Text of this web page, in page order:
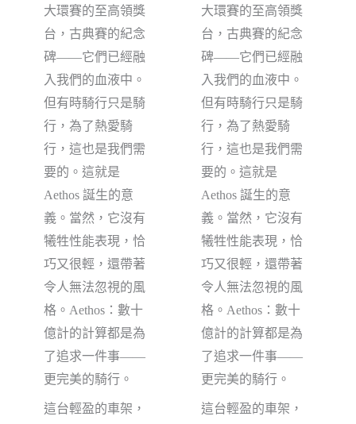
大環賽的至高領獎
台，古典賽的紀念
碑——它們已經融
入我們的血液中。
但有時騎行只是騎
行，為了熱愛騎
行，這也是我們需
要的。這就是
Aethos 誕生的意
義。當然，它沒有
犧牲性能表現，恰
巧又很輕，還帶著
令人無法忽視的風
格。Aethos：數十
億計的計算都是為
了追求一件事——
更完美的騎行。
這台輕盈的車架，
大環賽的至高領獎
台，古典賽的紀念
碑——它們已經融
入我們的血液中。
但有時騎行只是騎
行，為了熱愛騎
行，這也是我們需
要的。這就是
Aethos 誕生的意
義。當然，它沒有
犧牲性能表現，恰
巧又很輕，還帶著
令人無法忽視的風
格。Aethos：數十
億計的計算都是為
了追求一件事——
更完美的騎行。
這台輕盈的車架，